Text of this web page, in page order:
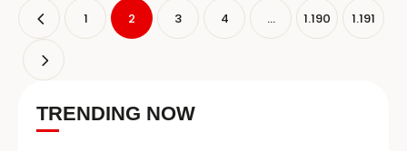
van OpenAI, zoals GPT-5 en …
1 2 3 4 … 1.190 1.191
TRENDING NOW